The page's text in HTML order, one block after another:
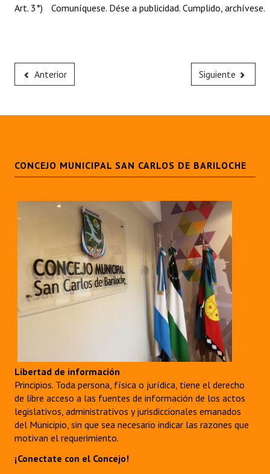
Art. 3°) Comuníquese. Dése a publicidad. Cumplido, archívese.
Anterior Siguiente
CONCEJO MUNICIPAL SAN CARLOS DE BARILOCHE
Libertad de información
Principios. Toda persona, física o jurídica, tiene el derecho
de libre acceso a las fuentes de información de los actos
legislativos, administrativos y jurisdiccionales emanados
del Municipio, sin que sea necesario indicar las razones que
motivan el requerimiento.
¡Conectate con el Concejo!